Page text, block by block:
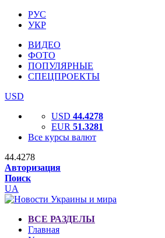
РУС
УКР
ВИДЕО
ФОТО
ПОПУЛЯРНЫЕ
СПЕЦПРОЕКТЫ
USD
USD 44.4278
EUR 51.3281
Все курсы валют
44.4278
Авторизация
Поиск
UA
ВСЕ РАЗДЕЛЫ
Главная